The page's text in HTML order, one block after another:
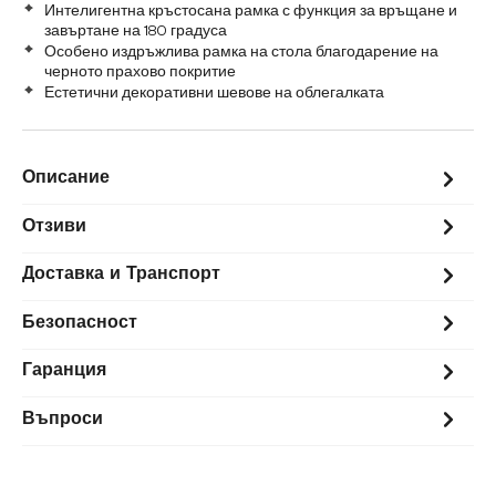
Интелигентна кръстосана рамка с функция за връщане и
завъртане на 180 градуса
Особено издръжлива рамка на стола благодарение на
черното прахово покритие
Естетични декоративни шевове на облегалката
Описание
Отзиви
Доставка и Транспорт
Безопасност
Гаранция
Въпроси